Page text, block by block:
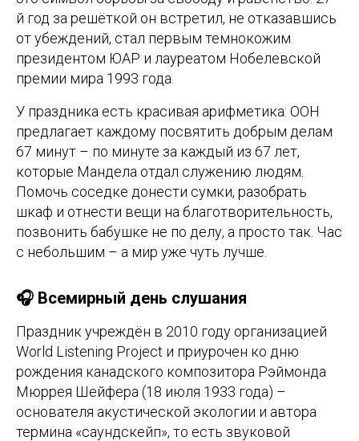
й год за решёткой он встретил, не отказавшись
от убеждений, стал первым темнокожим
президентом ЮАР и лауреатом Нобелевской
премии мира 1993 года.
У праздника есть красивая арифметика: ООН
предлагает каждому посвятить добрым делам
67 минут – по минуте за каждый из 67 лет,
которые Мандела отдал служению людям.
Помочь соседке донести сумки, разобрать
шкаф и отнести вещи на благотворительность,
позвонить бабушке не по делу, а просто так. Час
с небольшим – а мир уже чуть лучше.
🎧 Всемирный день слушания
Праздник учреждён в 2010 году организацией
World Listening Project и приурочен ко дню
рождения канадского композитора Рэймонда
Мюррея Шейфера (18 июля 1933 года) –
основателя акустической экологии и автора
термина «саундскейп», то есть звуковой